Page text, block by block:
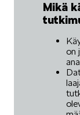
Mikä
on